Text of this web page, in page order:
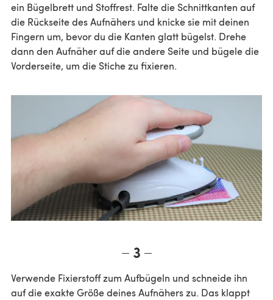
ein Bügelbrett und Stoffrest. Falte die Schnittkanten auf
die Rückseite des Aufnähers und knicke sie mit deinen
Fingern um, bevor du die Kanten glatt bügelst. Drehe
dann den Aufnäher auf die andere Seite und bügele die
Vorderseite, um die Stiche zu fixieren.
3
Verwende Fixierstoff zum Aufbügeln und schneide ihn
auf die exakte Größe deines Aufnähers zu. Das klappt